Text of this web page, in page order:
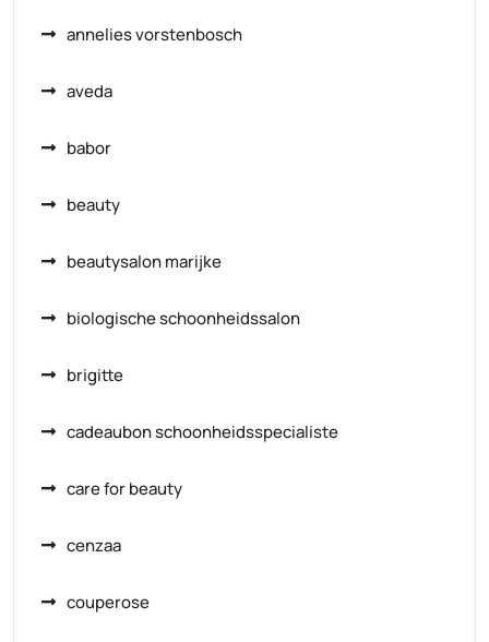
annelies vorstenbosch
aveda
babor
beauty
beautysalon marijke
biologische schoonheidssalon
brigitte
cadeaubon schoonheidsspecialiste
care for beauty
cenzaa
couperose